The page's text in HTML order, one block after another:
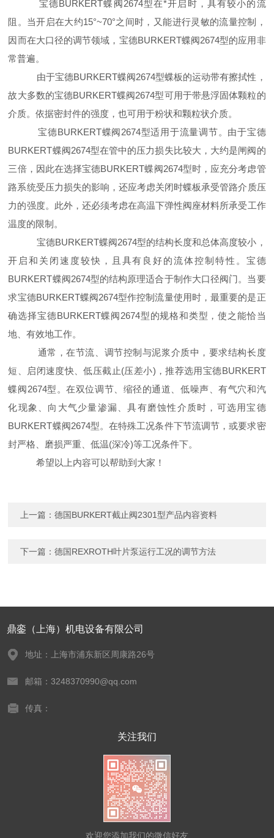
宝德BURKERT蝶阀2674型在*开启时，具有较小的流
阻。当开启在大约15°~70°之间时，又能进行灵敏的流量控制，
因而在大口径的调节领域，宝德BURKERT蝶阀2674型的应用非
常普遍。
由于宝德BURKERT蝶阀2674型蝶板的运动带有擦拭性，
故大多数的宝德BURKERT蝶阀2674型可用于带悬浮固体颗粒的
介质。依据密封件的强度，也可用于粉状和颗粒状介质。
宝德BURKERT蝶阀2674型适用于流量调节。由于宝德
BURKERT蝶阀2674型在管中的压力损失比较大，大约是闸阀的
三倍，因此在选择宝德BURKERT蝶阀2674型时，应充分考虑管
路系统受压力损失的影响，还应考虑关闭时蝶板承受管路介质压
力的强度。此外，还必须考虑在高温下弹性阀座材料所承受工作
温度的限制。
宝德BURKERT蝶阀2674型的结构长度和总体高度较小，
开启和关闭速度较快，且具有良好的流体控制特性。宝德
BURKERT蝶阀2674型的结构原理适合于制作大口径阀门。当要
求宝德BURKERT蝶阀2674型作控制流量使用时，最重要的是正
确选择宝德BURKERT蝶阀2674型的规格和类型，使之能恰当
地、有效地工作。
通常，在节流、调节控制与泥浆介质中，要求结构长度
短、启闭速度快、低压截止(压差小)，推荐选用宝德BURKERT
蝶阀2674型。在双位调节、缩径的通道、低噪声、有气穴和汽
化现象、向大气少量渗漏、具有磨蚀性介质时，可选用宝德
BURKERT蝶阀2674型。在特殊工况条件下节流调节，或要求密
封严格、磨损严重、低温(深冷)等工况条件下。
希望以上内容可以帮助到大家！
上一篇：德国BURKERT截止阀2301型产品内容资料
下一篇：德国REXROTH叶片泵运行工况的调节方法
鼎銮（上海）机电设备有限公司
地址：上海市浦东新区周康路26号
邮箱：3248370990@qq.com
传真：
关注我们
欢迎您添加我们的微信好友